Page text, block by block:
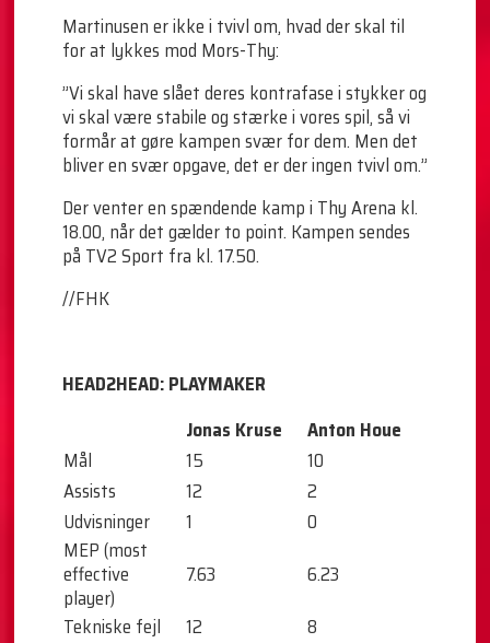
Martinusen er ikke i tvivl om, hvad der skal til
for at lykkes mod Mors-Thy:
”Vi skal have slået deres kontrafase i stykker og
vi skal være stabile og stærke i vores spil, så vi
formår at gøre kampen svær for dem. Men det
bliver en svær opgave, det er der ingen tvivl om.”
Der venter en spændende kamp i Thy Arena kl.
18.00, når det gælder to point. Kampen sendes
på TV2 Sport fra kl. 17.50.
//FHK
HEAD2HEAD: PLAYMAKER
Jonas Kruse
Anton Houe
Mål
15
10
Assists
12
2
Udvisninger
1
0
MEP (most
effective
player)
7.63
6.23
Tekniske fejl
12 8